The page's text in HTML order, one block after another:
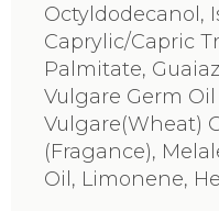
Octyldodecanol,
Caprylic/Capric
Palmitate,
Vulgare Germ
Vulgare(Wheat)
(Fragance),
Oil, Limonene,